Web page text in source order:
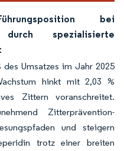
bei
spezialisierte
des Umsatzes im Jahr 2025
hinkt mit 2,03 %
Zittern voranschreitet.
Zitterprävention-
und steigern
trotz einer breiten